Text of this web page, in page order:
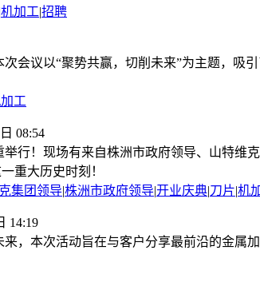
机加工|招聘
议以“聚势共赢，切削未来”为主题，吸
工
08:54
行！现场有来自株洲市政府领导、山特维
重大历史时刻！
集团领导|株洲市政府领导|开业庆典|刀片|机
14:19
，本次活动旨在与客户分享最前沿的金属